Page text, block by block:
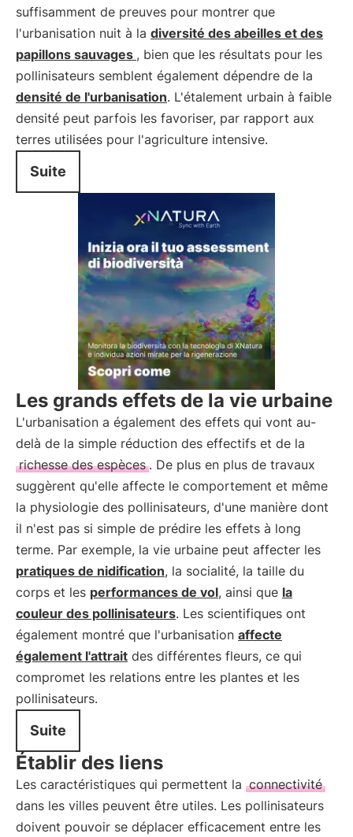
suffisamment de preuves pour montrer que
l'urbanisation nuit à la diversité des abeilles et des
papillons sauvages , bien que les résultats pour les
pollinisateurs semblent également dépendre de la
densité de l'urbanisation. L'étalement urbain à faible
densité peut parfois les favoriser, par rapport aux
terres utilisées pour l'agriculture intensive.
Suite
Les grands effets de la vie urbaine
L'urbanisation a également des effets qui vont au-
delà de la simple réduction des effectifs et de la
richesse des espèces . De plus en plus de travaux
suggèrent qu'elle affecte le comportement et même
la physiologie des pollinisateurs, d'une manière dont
il n'est pas si simple de prédire les effets à long
terme. Par exemple, la vie urbaine peut affecter les
pratiques de nidification, la socialité, la taille du
corps et les performances de vol, ainsi que la
couleur des pollinisateurs. Les scientifiques ont
également montré que l'urbanisation affecte
également l'attrait des différentes fleurs, ce qui
compromet les relations entre les plantes et les
pollinisateurs.
Suite
Établir des liens
Les caractéristiques qui permettent la connectivité
dans les villes peuvent être utiles. Les pollinisateurs
doivent pouvoir se déplacer efficacement entre les